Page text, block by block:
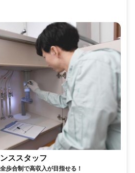
ススタッフ
歩合制で高収入が目指せる！